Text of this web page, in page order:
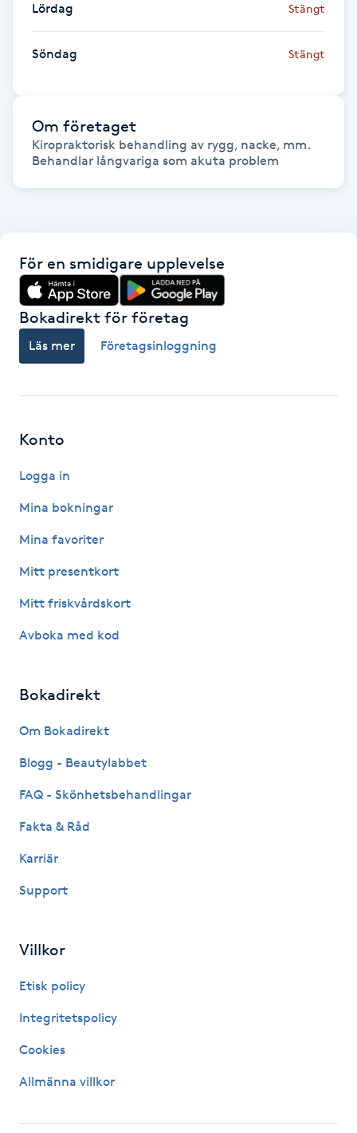
Fotmassage
Fotvård
Fransar
Fransfärgning
Fransförlängning
Fransförlängning Megavolym
Fransk manikyr
Fransrengöring
Friskvård
Friskvårdsmassage
Funktionsanalys
Föning
G
Gel naglar
Gelenaglar
Gellack
Gellack med förstärkning
Gravidyoga
Gruppträning
Lördag Stängt
Söndag Stängt
Om företaget
Kiropraktorisk behandling av rygg, nacke, mm.
Behandlar långvariga som akuta problem
För en smidigare upplevelse
Bokadirekt för företag
Läs mer Företagsinloggning
Konto
Logga in
Mina bokningar
Mina favoriter
Mitt presentkort
Mitt friskvårdskort
Avboka med kod
Bokadirekt
Om Bokadirekt
Blogg - Beautylabbet
FAQ - Skönhetsbehandlingar
Fakta & Råd
Karriär
Support
Villkor
Etisk policy
Integritetspolicy
Cookies
Allmänna villkor